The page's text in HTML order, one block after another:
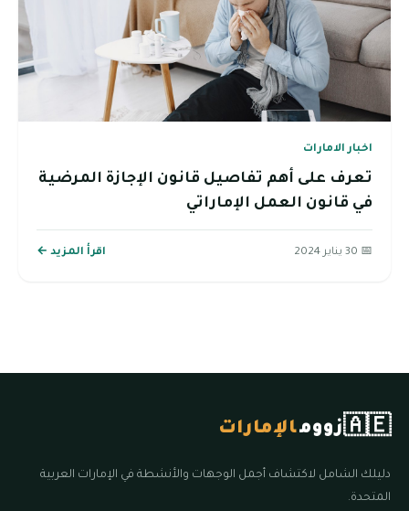
اخبار الامارات
تعرف على أهم تفاصيل قانون الإجازة المرضية
في قانون العمل الإماراتي
📅 30 يناير 2024 اقرأ المزيد ←
🇦🇪زوومالإمارات
دليلك الشامل لاكتشاف أجمل الوجهات والأنشطة في الإمارات العربية
المتحدة.